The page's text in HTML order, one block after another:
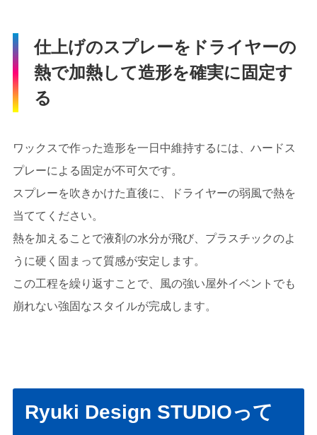
仕上げのスプレーをドライヤーの
熱で加熱して造形を確実に固定す
る
ワックスで作った造形を一日中維持するには、ハードス
プレーによる固定が不可欠です。
スプレーを吹きかけた直後に、ドライヤーの弱風で熱を
当ててください。
熱を加えることで液剤の水分が飛び、プラスチックのよ
うに硬く固まって質感が安定します。
この工程を繰り返すことで、風の強い屋外イベントでも
崩れない強固なスタイルが完成します。
Ryuki Design STUDIOって